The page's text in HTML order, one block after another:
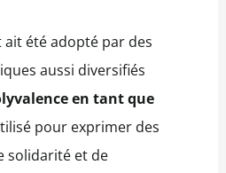
ait été adopté par des
aussi diversifiés
en tant que
pour exprimer des
solidarité et de